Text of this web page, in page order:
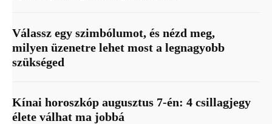
Válassz egy szimbólumot, és nézd meg,
milyen üzenetre lehet most a legnagyobb
szükséged
Kínai horoszkóp augusztus 7-én: 4 csillagjegy
élete válhat ma jobbá